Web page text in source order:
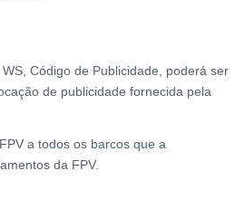
Código de Publicidade, poderá ser
de publicidade fornecida pela
a todos os barcos que a
da FPV.